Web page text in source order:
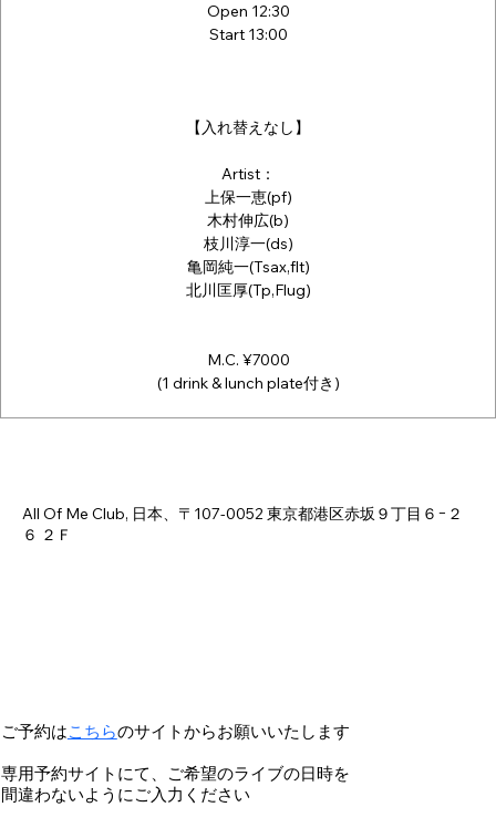
ご予約はこちらのサイトからお願いいたします
専用予約サイトにて、ご希望のライブの日時を
間違わないようにご入力ください
Open 12:30
Start 13:00
【入れ替えなし】
Artist：
上保一恵(pf)
木村伸広(b)
枝川淳一(ds)
亀岡純一(Tsax,flt)
北川匡厚(Tp,Flug)
M.C. ¥7000
(1 drink & lunch plate付き)
All Of Me Club, 日本、〒107-0052 東京都港区赤坂９丁目６−２
６ ２Ｆ